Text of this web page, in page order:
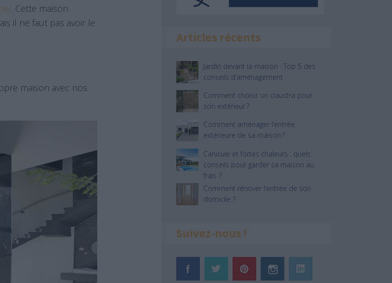
. Cette maison
il ne faut pas avoir le
maison avec nos
Articles récents
Jardin devant la maison : Top 5 des
conseils d’aménagement
Comment choisir un claustra pour
son extérieur ?
Comment aménager l’entrée
extérieure de sa maison ?
Canicule et fortes chaleurs : quels
conseils pour garder sa maison au
frais ?
Comment rénover l’entrée de son
domicile ?
Suivez-nous !